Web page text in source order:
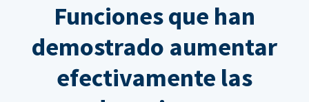
Funciones que han
demostrado aumentar
efectivamente las